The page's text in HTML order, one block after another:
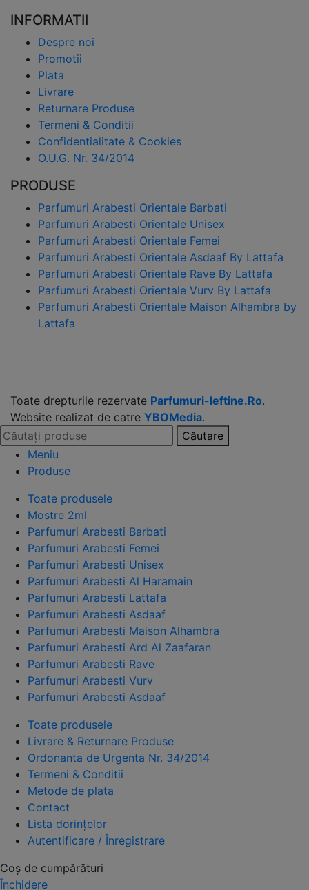
INFORMATII
Despre noi
Promotii
Plata
Livrare
Returnare Produse
Termeni & Conditii
Confidentialitate & Cookies
O.U.G. Nr. 34/2014
PRODUSE
Parfumuri Arabesti Orientale Barbati
Parfumuri Arabesti Orientale Unisex
Parfumuri Arabesti Orientale Femei
Parfumuri Arabesti Orientale Asdaaf By Lattafa
Parfumuri Arabesti Orientale Rave By Lattafa
Parfumuri Arabesti Orientale Vurv By Lattafa
Parfumuri Arabesti Orientale Maison Alhambra by
Lattafa
Toate drepturile rezervate Parfumuri-Ieftine.Ro.
Website realizat de catre YBOMedia.
Căutare
Meniu
Produse
Toate produsele
Mostre 2ml
Parfumuri Arabesti Barbati
Parfumuri Arabesti Femei
Parfumuri Arabesti Unisex
Parfumuri Arabesti Al Haramain
Parfumuri Arabesti Lattafa
Parfumuri Arabesti Asdaaf
Parfumuri Arabesti Maison Alhambra
Parfumuri Arabesti Ard Al Zaafaran
Parfumuri Arabesti Rave
Parfumuri Arabesti Vurv
Parfumuri Arabesti Asdaaf
Toate produsele
Livrare & Returnare Produse
Ordonanta de Urgenta Nr. 34/2014
Termeni & Conditii
Metode de plata
Contact
Lista dorințelor
Autentificare / Înregistrare
Coș de cumpărături
Închidere